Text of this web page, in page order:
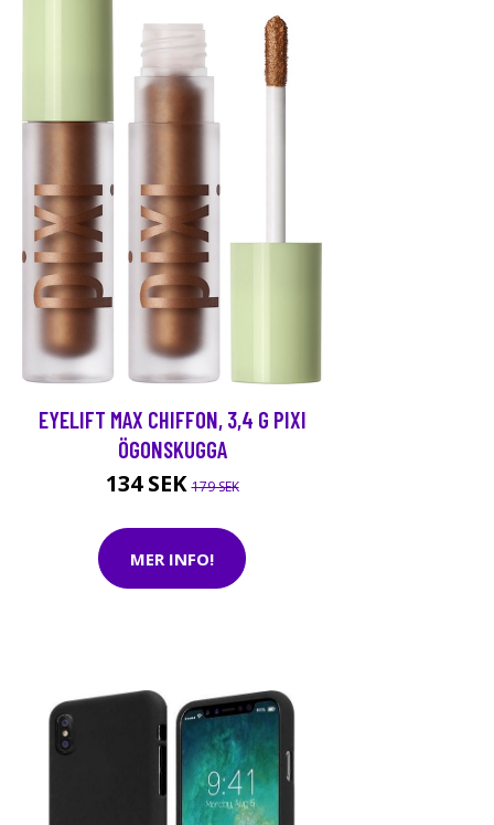
EYELIFT MAX CHIFFON, 3,4 G PIXI
ÖGONSKUGGA
134 SEK179 SEK
MER INFO!